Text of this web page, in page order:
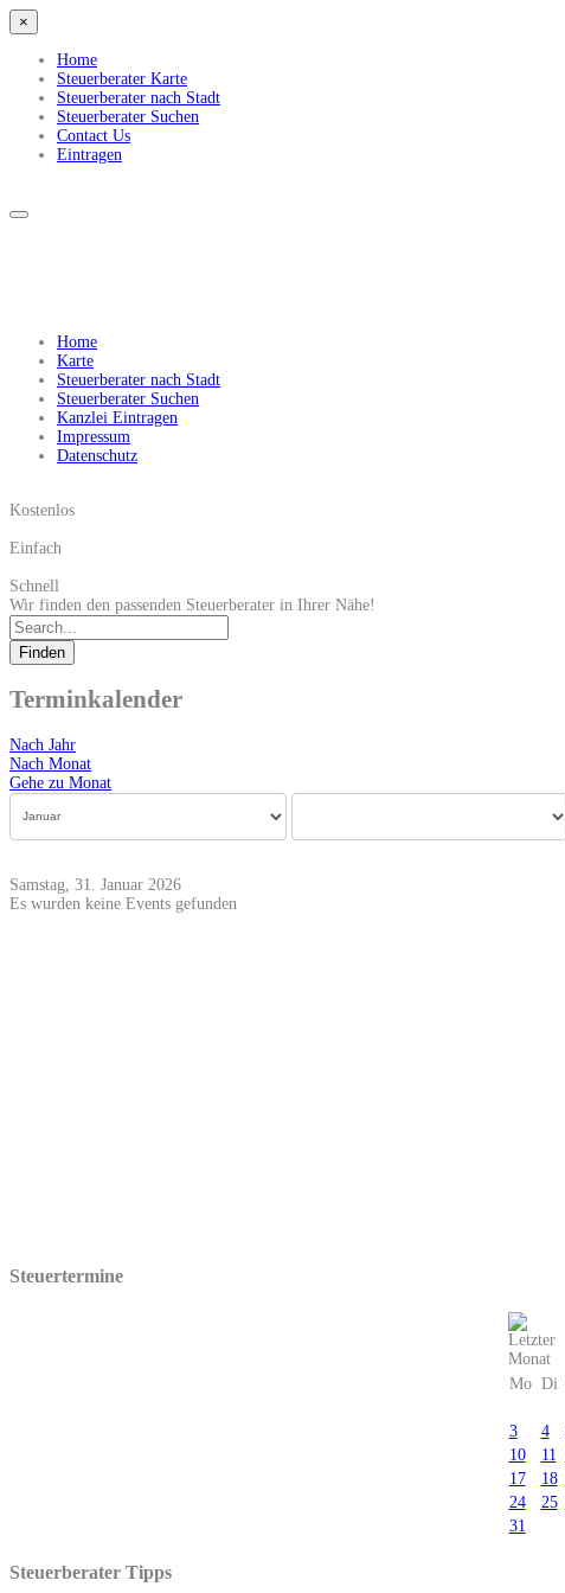
×
Home
Steuerberater Karte
Steuerberater nach Stadt
Steuerberater Suchen
Contact Us
Eintragen
Home
Karte
Steuerberater nach Stadt
Steuerberater Suchen
Kanzlei Eintragen
Impressum
Datenschutz
Kostenlos
Einfach
Schnell
Wir finden den passenden Steuerberater in Ihrer Nähe!
Finden
Terminkalender
Nach Jahr
Nach Monat
Gehe zu Monat
Samstag, 31. Januar 2026
Es wurden keine Events gefunden
Steuertermine
Mo Di
3
4
10
11
17
18
24
25
31
Steuerberater Tipps